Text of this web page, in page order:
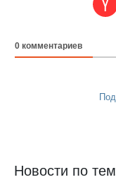
0 комментариев
Новости по